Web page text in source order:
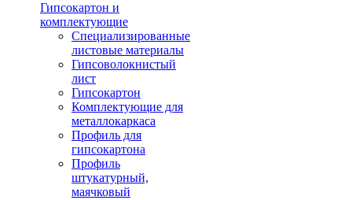
Гипсокартон и
комплектующие
Специализированные
листовые материалы
Гипсоволокнистый
лист
Гипсокартон
Комплектующие для
металлокаркаса
Профиль для
гипсокартона
Профиль
штукатурный,
маячковый